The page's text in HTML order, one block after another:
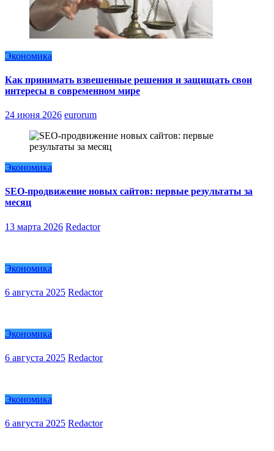
Экономика
Как принимать взвешенные решения и защищать свои
интересы в современном мире
24 июня 2026 eurorum
Экономика
SEO-продвижение новых сайтов: первые результаты за
месяц
13 марта 2026 Redactor
Экономика
6 августа 2025 Redactor
Экономика
6 августа 2025 Redactor
Экономика
6 августа 2025 Redactor